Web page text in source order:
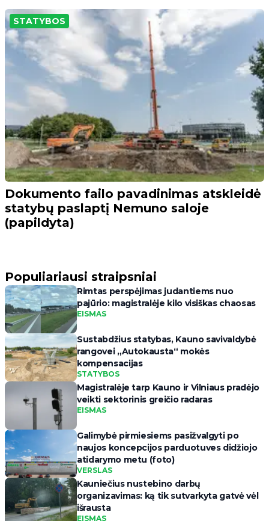
STATYBOS
Dokumento failo pavadinimas atskleidė
statybų paslaptį Nemuno saloje
(papildyta)
Populiariausi straipsniai
Rimtas perspėjimas judantiems nuo
pajūrio: magistralėje kilo visiškas chaosas
EISMAS
Sustabdžius statybas, Kauno savivaldybė
rangovei „Autokausta“ mokės
kompensacijas
STATYBOS
Magistralėje tarp Kauno ir Vilniaus pradėjo
veikti sektorinis greičio radaras
EISMAS
Galimybė pirmiesiems pasižvalgyti po
naujos koncepcijos parduotuves didžiojo
atidarymo metu (foto)
VERSLAS
Kauniečius nustebino darbų
organizavimas: ką tik sutvarkyta gatvė vėl
išrausta
EISMAS